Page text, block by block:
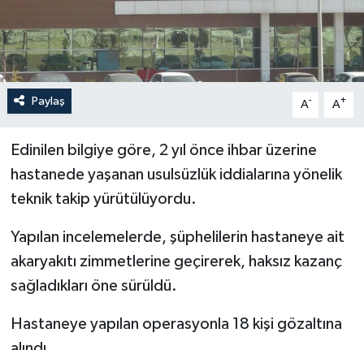
Paylaş A- A+
Edinilen bilgiye göre, 2 yıl önce ihbar üzerine
hastanede yaşanan usulsüzlük iddialarına yönelik
teknik takip yürütülüyordu.
Yapılan incelemelerde, şüphelilerin hastaneye ait
akaryakıtı zimmetlerine geçirerek, haksız kazanç
sağladıkları öne sürüldü.
Hastaneye yapılan operasyonla 18 kişi gözaltına
Yaşam